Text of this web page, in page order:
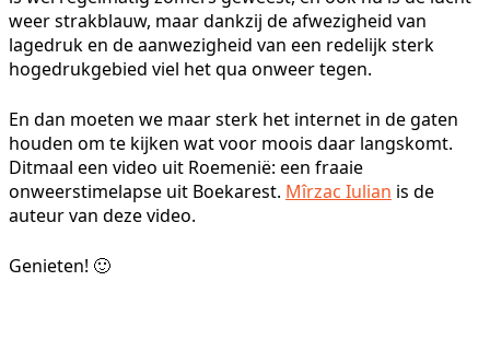
weer strakblauw, maar dankzij de afwezigheid van
lagedruk en de aanwezigheid van een redelijk sterk
hogedrukgebied viel het qua onweer tegen.
En dan moeten we maar sterk het internet in de gaten
houden om te kijken wat voor moois daar langskomt.
Ditmaal een video uit Roemenië: een fraaie
onweerstimelapse uit Boekarest. Mîrzac Iulian is de
auteur van deze video.
Genieten! 🙂